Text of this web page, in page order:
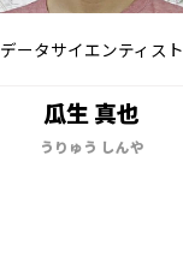
データサイエンティスト
瓜生 真也
うりゅう しんや